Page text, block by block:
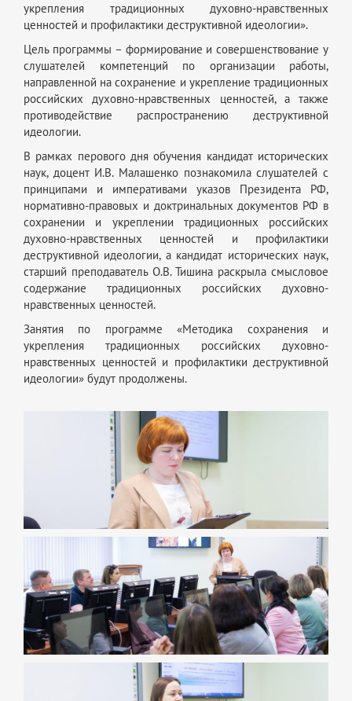
укрепления традиционных духовно-нравственных
ценностей и профилактики деструктивной идеологии».
Цель программы – формирование и совершенствование у
слушателей компетенций по организации работы,
направленной на сохранение и укрепление традиционных
российских духовно-нравственных ценностей, а также
противодействие распространению деструктивной
идеологии.
В рамках перового дня обучения кандидат исторических
наук, доцент И.В. Малашенко познакомила слушателей с
принципами и императивами указов Президента РФ,
нормативно-правовых и доктринальных документов РФ в
сохранении и укреплении традиционных российских
духовно-нравственных ценностей и профилактики
деструктивной идеологии, а кандидат исторических наук,
старший преподаватель О.В. Тишина раскрыла смысловое
содержание традиционных российских духовно-
нравственных ценностей.
Занятия по программе «Методика сохранения и
укрепления традиционных российских духовно-
нравственных ценностей и профилактики деструктивной
идеологии» будут продолжены.